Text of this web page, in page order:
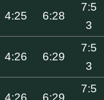
4:25 6:28
7:5
3
4:26 6:29
7:5
3
4:26 6:29
7:5